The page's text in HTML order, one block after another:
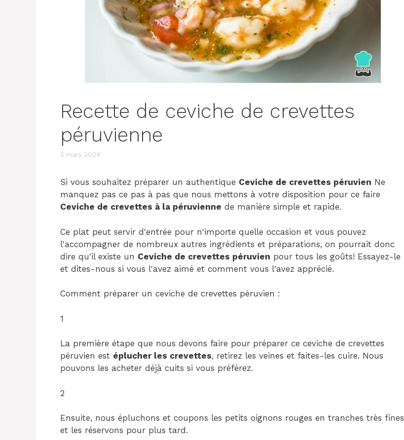
Recette de ceviche de crevettes
péruvienne
5 mars 2024
Si vous souhaitez préparer un authentique Ceviche de crevettes péruvien Ne
manquez pas ce pas à pas que nous mettons à votre disposition pour ce faire
Ceviche de crevettes à la péruvienne de manière simple et rapide.
Ce plat peut servir d'entrée pour n'importe quelle occasion et vous pouvez
l'accompagner de nombreux autres ingrédients et préparations, on pourrait donc
dire qu'il existe un Ceviche de crevettes péruvien pour tous les goûts! Essayez-le
et dites-nous si vous l'avez aimé et comment vous l'avez apprécié.
Comment préparer un ceviche de crevettes péruvien :
1
La première étape que nous devons faire pour préparer ce ceviche de crevettes
péruvien est éplucher les crevettes, retirez les veines et faites-les cuire. Nous
pouvons les acheter déjà cuits si vous préférez.
2
Ensuite, nous épluchons et coupons les petits oignons rouges en tranches très fines
et les réservons pour plus tard.